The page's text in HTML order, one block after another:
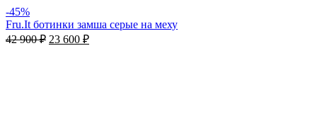
-45%
Fru.It ботинки замша серые на меху
42 900₽ 23 600 ₽